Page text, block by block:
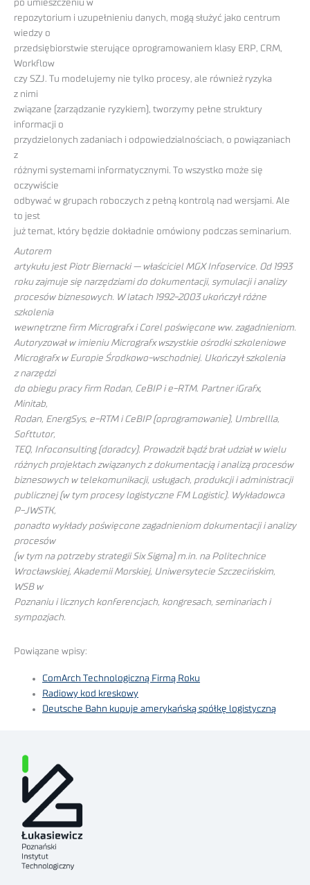
po umieszczeniu w
repozytorium i uzupełnieniu danych, mogą służyć jako centrum
wiedzy o
przedsiębiorstwie sterujące oprogramowaniem klasy ERP, CRM,
Workflow
czy SZJ. Tu modelujemy nie tylko procesy, ale również ryzyka
z nimi
związane (zarządzanie ryzykiem), tworzymy pełne struktury
informacji o
przydzielonych zadaniach i odpowiedzialnościach, o powiązaniach
z
różnymi systemami informatycznymi. To wszystko może się
oczywiście
odbywać w grupach roboczych z pełną kontrolą nad wersjami. Ale
to jest
już temat, który będzie dokładnie omówiony podczas seminarium.
Autorem
artykułu jest Piotr Biernacki — właściciel MGX Infoservice. Od 1993
roku zajmuje się narzędziami do dokumentacji, symulacji i analizy
procesów biznesowych. W latach 1992-2003 ukończył różne
szkolenia
wewnętrzne firm Micrografx i Corel poświęcone ww. zagadnieniom.
Autoryzował w imieniu Micrografx wszystkie ośrodki szkoleniowe
Micrografx w Europie Środkowo-wschodniej. Ukończył szkolenia
z narzędzi
do obiegu pracy firm Rodan, CeBIP i e-RTM. Partner iGrafx,
Minitab,
Rodan, EnergSys, e-RTM i CeBIP (oprogramowanie), Umbrellla,
Softtutor,
TEQ, Infoconsulting (doradcy). Prowadził bądź brał udział w wielu
różnych projektach związanych z dokumentacją i analizą procesów
biznesowych w telekomunikacji, usługach, produkcji i administracji
publicznej (w tym procesy logistyczne FM Logistic). Wykładowca
P-JWSTK,
ponadto wykłady poświęcone zagadnieniom dokumentacji i analizy
procesów
(w tym na potrzeby strategii Six Sigma) m.in. na Politechnice
Wrocławskiej, Akademii Morskiej, Uniwersytecie Szczecińskim,
WSB w
Poznaniu i licznych konferencjach, kongresach, seminariach i
sympozjach.
Powiązane wpisy:
ComArch Technologiczną Firmą Roku
Radiowy kod kreskowy
Deutsche Bahn kupuje amerykańską spółkę logistyczną